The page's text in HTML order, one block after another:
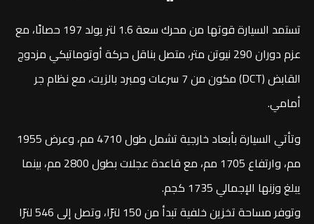
تستمد السيارة قوتها من محرك سعة 1.6 لتر يولد 197 حصانًا، مع
عزم دوران 290 نيوتن متر، متصل بناقل حركة أوتوماتيكي مزدوج
القابض (DCT) مكون من 7 سرعات ومبرد بالزيت، مع نظام جر
أمامي.
وتأتي السيارة بأبعاد خارجية تشمل طول 4710 مم، وعرض 1955
مم، وارتفاع 1705 مم، مع قاعدة عجلات بطول 2800 مم، بينما
يبلغ وزنها الإجمالي 1735 كجم.
وتوفر مساحة تخزين خلفية تبدأ من 150 لترًا، وتصل إلى 546 لترًا